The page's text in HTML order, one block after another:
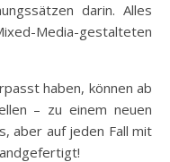
darin. Alles
Media-gestalteten
haben, können ab
– zu einem neuen
aber auf jeden Fall mit